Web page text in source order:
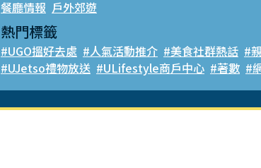
餐廳情報 戶外郊遊
熱門標籤
#UGO搵好去處 #人氣活動推介 #美食社群熱話 #
#UJetso禮物放送 #ULifestyle商戶中心 #著數 #